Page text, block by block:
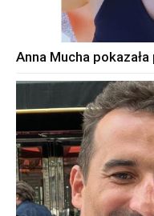
Anna Mucha